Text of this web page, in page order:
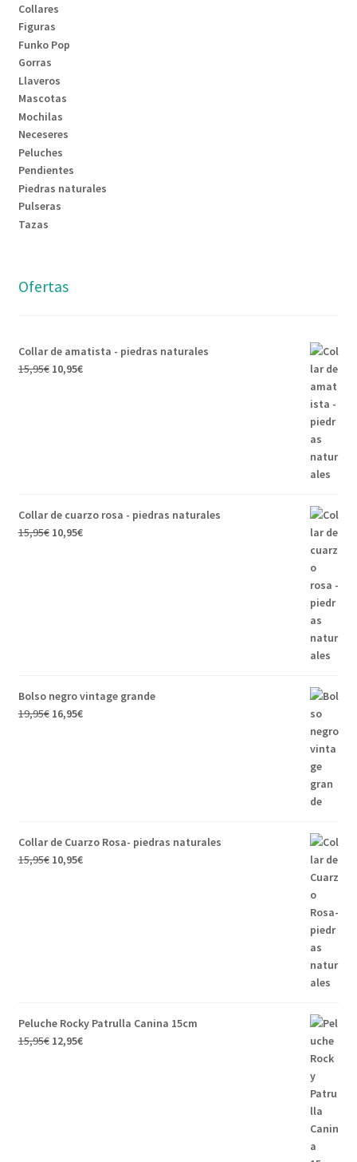
Collares
Figuras
Funko Pop
Gorras
Llaveros
Mascotas
Mochilas
Neceseres
Peluches
Pendientes
Piedras naturales
Pulseras
Tazas
Ofertas
Collar de amatista - piedras naturales
15,95€ 10,95€
Collar de cuarzo rosa - piedras naturales
15,95€ 10,95€
Bolso negro vintage grande
19,95€ 16,95€
Collar de Cuarzo Rosa- piedras naturales
15,95€ 10,95€
Peluche Rocky Patrulla Canina 15cm
15,95€ 12,95€